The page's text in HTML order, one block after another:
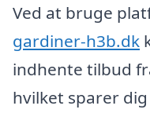
Ved at bruge
gardiner-h3b.dk
indhente tilbud
hvilket sparer